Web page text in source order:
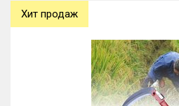
Хит продаж